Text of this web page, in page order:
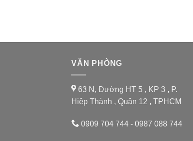
VĂN PHÒNG
63 N, Đường HT 5 , KP 3 , P.
Hiệp Thành , Quận 12 , TPHCM
0909 704 744 - 0987 088 744